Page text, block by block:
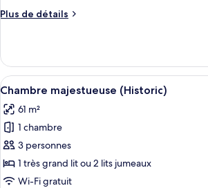
chambre :
Plus de détails
Plus
Chambre
majestueuse
Afficher
toutes
les
photos
pour
ce
type
Une
4
Chambre majestueuse (Historic)
61 m²
1 chambre
3 personnes
1 très grand lit ou 2 lits jumeaux
Wi-Fi gratuit